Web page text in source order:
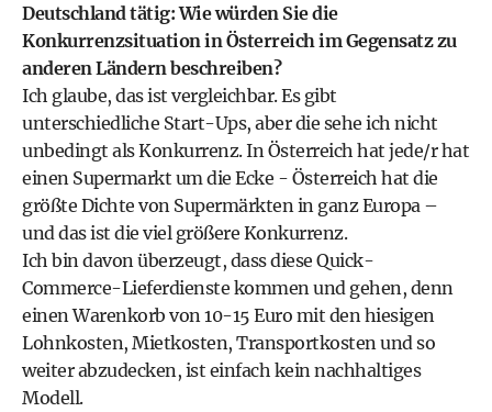
Deutschland tätig: Wie würden Sie die
Konkurrenzsituation in Österreich im Gegensatz zu
anderen Ländern beschreiben?
Ich glaube, das ist vergleichbar. Es gibt
unterschiedliche Start-Ups, aber die sehe ich nicht
unbedingt als Konkurrenz. In Österreich hat jede/r hat
einen Supermarkt um die Ecke - Österreich hat die
größte Dichte von Supermärkten in ganz Europa –
und das ist die viel größere Konkurrenz.
Ich bin davon überzeugt, dass diese Quick-
Commerce-Lieferdienste kommen und gehen, denn
einen Warenkorb von 10-15 Euro mit den hiesigen
Lohnkosten, Mietkosten, Transportkosten und so
weiter abzudecken, ist einfach kein nachhaltiges
Modell.